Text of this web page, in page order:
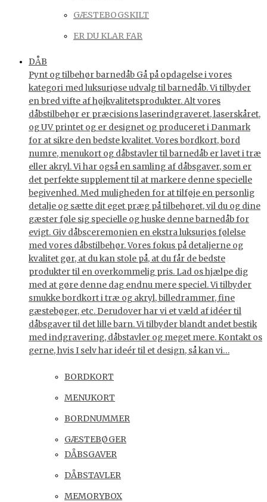
GÆSTEBOGSKILT
ER DU KLAR FAR
DÅB
Pynt og tilbehør barnedåb Gå på opdagelse i vores
kategori med luksuriøse udvalg til barnedåb. Vi tilbyder
en bred vifte af højkvalitetsprodukter. Alt vores
dåbstilbehør er præcisions laserindgraveret, laserskåret,
og UV printet og er designet og produceret i Danmark
for at sikre den bedste kvalitet. Vores bordkort, bord
numre, menukort og dåbstavler til barnedåb er lavet i træ
eller akryl. Vi har også en samling af dåbsgaver, som er
det perfekte supplement til at markere denne specielle
begivenhed. Med muligheden for at tilføje en personlig
detalje og sætte dit eget præg på tilbehøret, vil du og dine
gæster føle sig specielle og huske denne barnedåb for
evigt. Giv dåbsceremonien en ekstra luksuriøs følelse
med vores dåbstilbehør. Vores fokus på detaljerne og
kvalitet gør, at du kan stole på, at du får de bedste
produkter til en overkommelig pris. Lad os hjælpe dig
med at gøre denne dag endnu mere speciel. Vi tilbyder
smukke bordkort i træ og akryl, billedrammer, fine
gæstebøger, etc. Derudover har vi et væld af idéer til
dåbsgaver til det lille barn. Vi tilbyder blandt andet bestik
med indgravering, dåbstavler og meget mere. Kontakt os
gerne, hvis I selv har ideér til et design, så kan vi…
BORDKORT
MENUKORT
BORDNUMMER
GÆSTEBØGER
DÅBSGAVER
DÅBSTAVLER
MEMORYBOX